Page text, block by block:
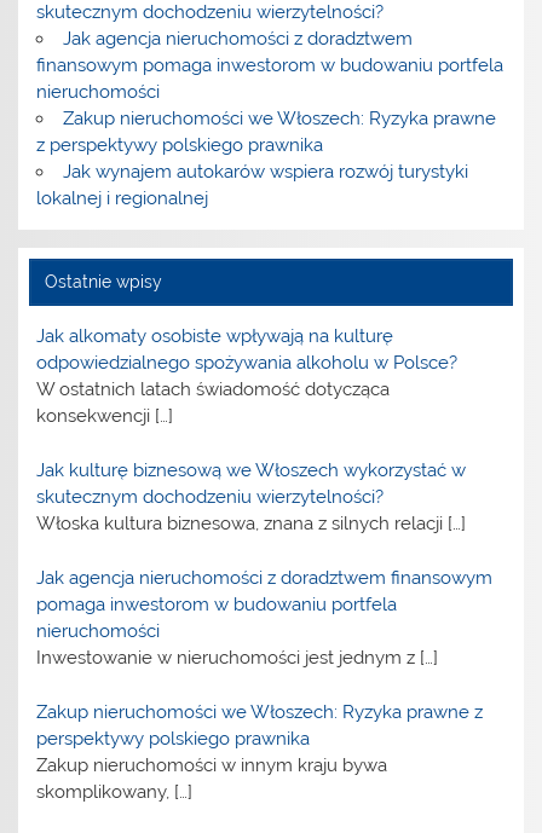
skutecznym dochodzeniu wierzytelności?
Jak agencja nieruchomości z doradztwem
finansowym pomaga inwestorom w budowaniu portfela
nieruchomości
Zakup nieruchomości we Włoszech: Ryzyka prawne
z perspektywy polskiego prawnika
Jak wynajem autokarów wspiera rozwój turystyki
lokalnej i regionalnej
Ostatnie wpisy
Jak alkomaty osobiste wpływają na kulturę
odpowiedzialnego spożywania alkoholu w Polsce?
W ostatnich latach świadomość dotycząca
konsekwencji […]
Jak kulturę biznesową we Włoszech wykorzystać w
skutecznym dochodzeniu wierzytelności?
Włoska kultura biznesowa, znana z silnych relacji […]
Jak agencja nieruchomości z doradztwem finansowym
pomaga inwestorom w budowaniu portfela
nieruchomości
Inwestowanie w nieruchomości jest jednym z […]
Zakup nieruchomości we Włoszech: Ryzyka prawne z
perspektywy polskiego prawnika
Zakup nieruchomości w innym kraju bywa
skomplikowany, […]